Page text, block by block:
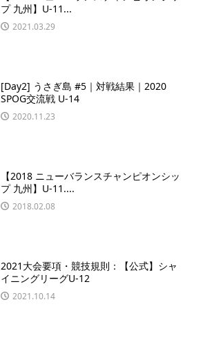
プ 九州】U-11...
2021.03.29
[Day2] うさぎ島 #5｜対戦結果｜2020
SPOG交流戦 U-14
2020.11.23
【2018 ニューバランスチャンピオンシッ
プ 九州】U-11....
2018.02.08
2021大会要項・競技規則：【公式】シャ
イニングリーグU-12
2021.10.14